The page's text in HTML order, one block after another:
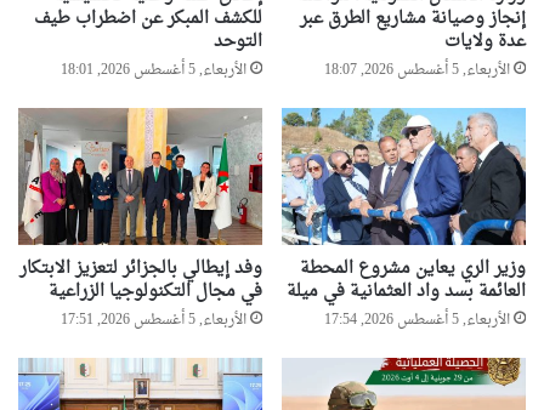
إنجاز وصيانة مشاريع الطرق عبر
عدة ولايات
الأربعاء, 5 أغسطس 2026, 18:07
للكشف المبكر عن اضطراب طيف
التوحد
الأربعاء, 5 أغسطس 2026, 18:01
وزير الري يعاين مشروع المحطة
العائمة بسد واد العثمانية في ميلة
الأربعاء, 5 أغسطس 2026, 17:54
وفد إيطالي بالجزائر لتعزيز الابتكار
في مجال التكنولوجيا الزراعية
الأربعاء, 5 أغسطس 2026, 17:51